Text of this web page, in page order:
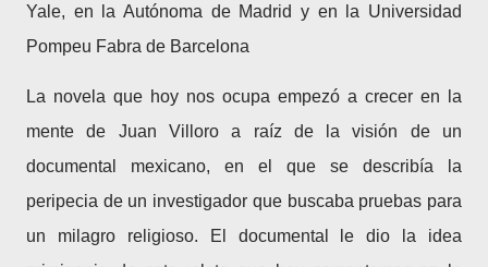
Yale, en la Autónoma de Madrid y en la Universidad
Pompeu Fabra de Barcelona
La novela que hoy nos ocupa empezó a crecer en la
mente de Juan Villoro a raíz de la visión de un
documental mexicano, en el que se describía la
peripecia de un investigador que buscaba pruebas para
un milagro religioso. El documental le dio la idea